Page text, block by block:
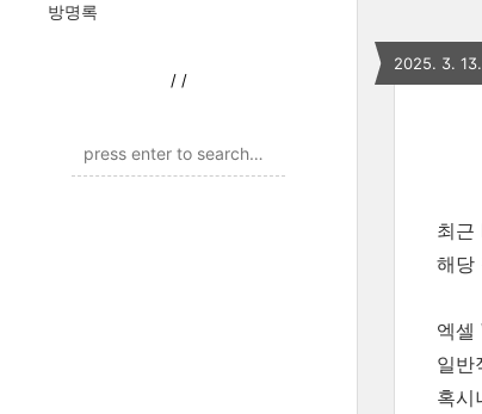
방명록
/ /
2025. 3.
최근
해당
엑셀
일반
혹시